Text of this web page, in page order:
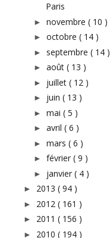
Paris
► novembre ( 10 )
► octobre ( 14 )
► septembre ( 14 )
► août ( 13 )
► juillet ( 12 )
► juin ( 13 )
► mai ( 5 )
► avril ( 6 )
► mars ( 6 )
► février ( 9 )
► janvier ( 4 )
► 2013 ( 94 )
► 2012 ( 161 )
► 2011 ( 156 )
► 2010 ( 194 )